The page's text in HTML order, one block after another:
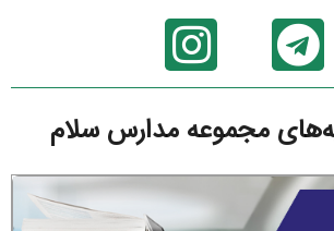
مجموعه مدارس سلام